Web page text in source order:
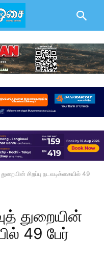
சிறப்பு நடவடிக்கையில் 49
துறையின்
49 பேர்